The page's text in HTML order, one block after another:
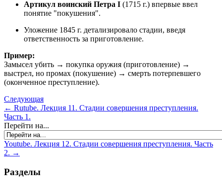
Артикул воинский Петра I (1715 г.) впервые ввел
понятие "покушения".
Уложение 1845 г. детализировало стадии, введя
ответственность за приготовление.
Пример:
Замысел убить → покупка оружия (приготовление) →
выстрел, но промах (покушение) → смерть потерпевшего
(оконченное преступление).
Следующая
← Rutube. Лекция 11. Стадии совершения преступления.
Часть 1.
Перейти на...
Youtube. Лекция 12. Стадии совершения преступления. Часть
2. →
Разделы